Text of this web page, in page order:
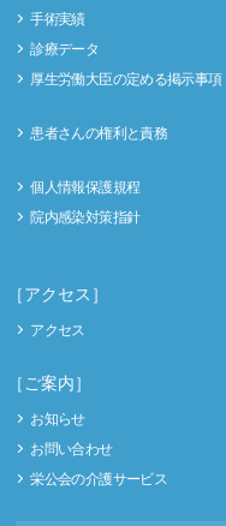
手術実績
診療データ
厚生労働大臣の定める掲示事項
患者さんの権利と責務
個人情報保護規程
院内感染対策指針
［アクセス］
アクセス
［ご案内］
お知らせ
お問い合わせ
栄公会の介護サービス